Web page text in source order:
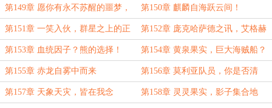
官！
第149章 愿你有永不苏醒的噩梦，
杂碎！
第150章 麒麟自海跃云间！
第151章 一笑入伙，群星之上的正
义！
第152章 庞克哈萨德之讯，艾格赫
德的讨论！
第153章 血统因子？熊的选择！ 第154章 黄泉果实，巨大海贼船？
第155章 赤龙自雾中而来 第156章 莫利亚队员，你是否清
醒？
第157章 天象天灾，皆在我念 第158章 灵灵果实，影子集合地